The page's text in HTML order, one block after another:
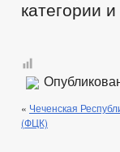
категории
« Чеченская
(ФЦК)